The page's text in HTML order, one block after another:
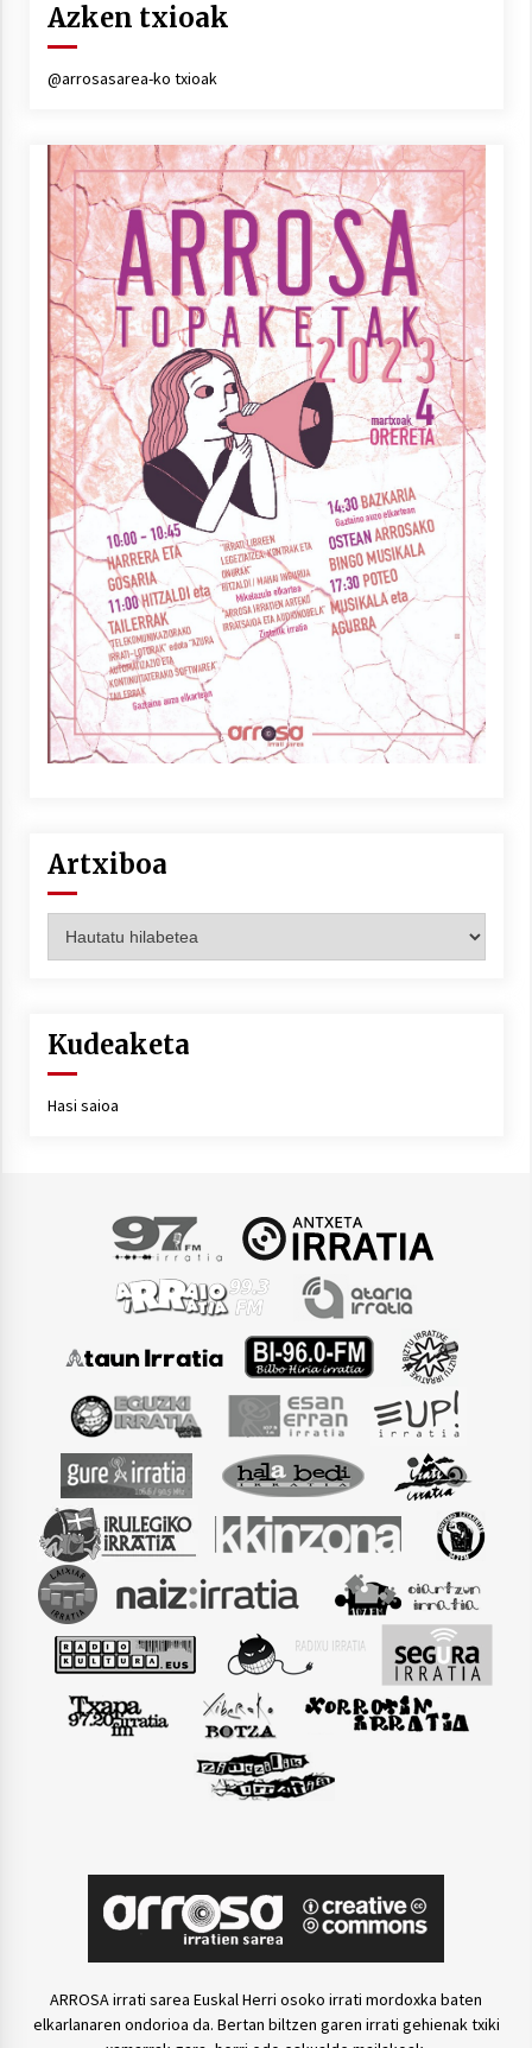
Azken txioak
@arrosasarea-ko txioak
Artxiboa
Kudeaketa
Hasi saioa
ARROSA irrati sarea Euskal Herri osoko irrati mordoxka baten
elkarlanaren ondorioa da. Bertan biltzen garen irrati gehienak txiki